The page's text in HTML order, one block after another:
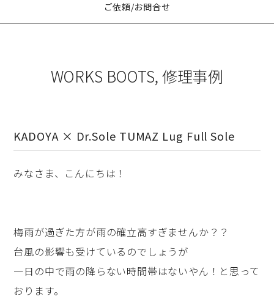
ご依頼/お問合せ
WORKS BOOTS,修理事例
KADOYA × Dr.Sole TUMAZ Lug Full Sole
みなさま、こんにちは！
梅雨が過ぎた方が雨の確立高すぎませんか？？
台風の影響も受けているのでしょうが
一日の中で雨の降らない時間帯はないやん！と思って
おります。